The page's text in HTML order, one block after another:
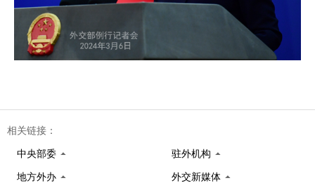
相关链接：
中央部委 驻外机构
地方外办 外交新媒体